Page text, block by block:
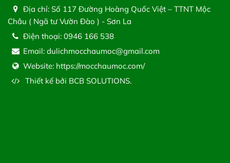
Địa chỉ: Số 117 Đường Hoàng Quốc Việt – TTNT Mộc
Châu ( Ngã tư Vườn Đào ) - Sơn La
Điện thoại: 0946 166 538
Email: dulichmocchaumoc@gmail.com
Website: https://mocchaumoc.com/
Thiết kế bởi BCB SOLUTIONS.